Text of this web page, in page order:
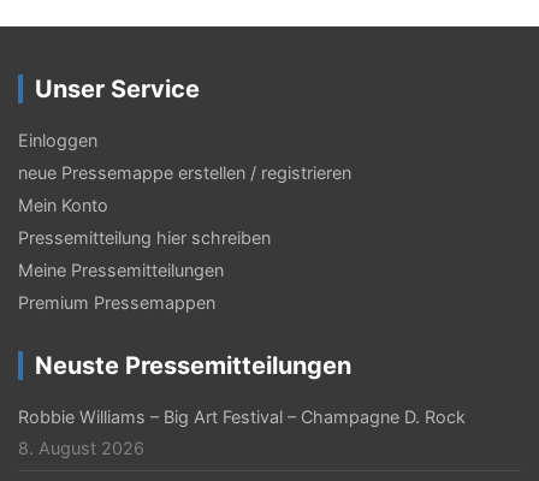
r
a
g
s
-
N
a
v
i
g
a
Unser Service
Einloggen
neue Pressemappe erstellen / registrieren
Mein Konto
Pressemitteilung hier schreiben
Meine Pressemitteilungen
Premium Pressemappen
Neuste Pressemitteilungen
Robbie Williams – Big Art Festival – Champagne D. Rock
8. August 2026